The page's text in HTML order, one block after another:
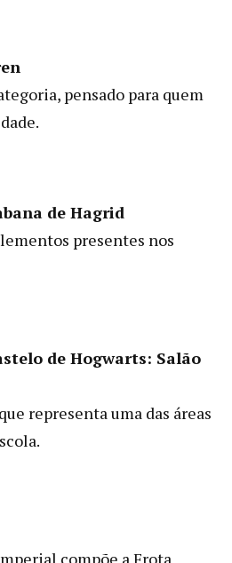
pensado para quem
de Hagrid
presentes nos
de Hogwarts: Salão
representa uma das áreas
compõe a Frota